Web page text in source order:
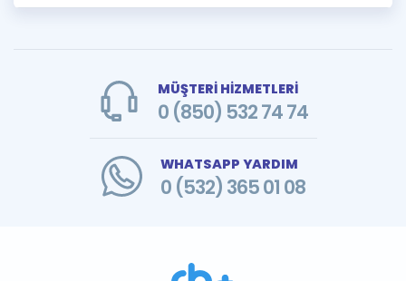
MÜŞTERİ HİZMETLERİ
0 (850) 532 74 74
WHATSAPP YARDIM
0 (532) 365 01 08